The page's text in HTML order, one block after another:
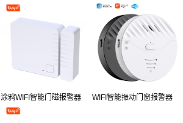
涂鸦WIFI智能门磁报警器 WIFI智能振动门窗报警器